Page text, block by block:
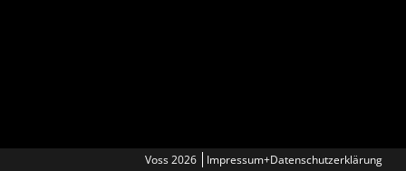
Voss 2026 Impressum+Datenschutzerklärung